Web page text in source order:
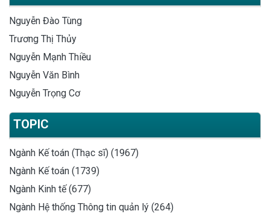
Nguyễn Đào Tùng
Trương Thị Thủy
Nguyễn Mạnh Thiều
Nguyễn Văn Bình
Nguyễn Trọng Cơ
TOPIC
Ngành Kế toán (Thạc sĩ) (1967)
Ngành Kế toán (1739)
Ngành Kinh tế (677)
Ngành Hệ thống Thông tin quản lý (264)